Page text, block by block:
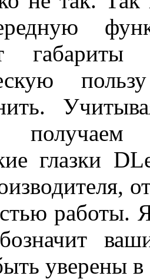
глазки
работы.
уверены